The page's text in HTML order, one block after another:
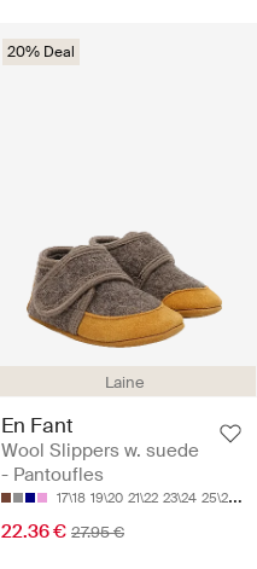
Laine
20% Deal
En Fant
Wool Slippers w. suede
- Pantoufles
17\18 19\20 21\22 23\24 25\26
22.36 € 27.95 €